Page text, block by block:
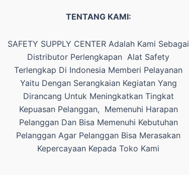
TENTANG KAMI:
SAFETY SUPPLY CENTER Adalah Kami Sebagai
Distributor Perlengkapan Alat Safety
Terlengkap Di Indonesia Memberi Pelayanan
Yaitu Dengan Serangkaian Kegiatan Yang
Dirancang Untuk Meningkatkan Tingkat
Kepuasan Pelanggan, Memenuhi Harapan
Pelanggan Dan Bisa Memenuhi Kebutuhan
Pelanggan Agar Pelanggan Bisa Merasakan
Kepercayaan Kepada Toko Kami